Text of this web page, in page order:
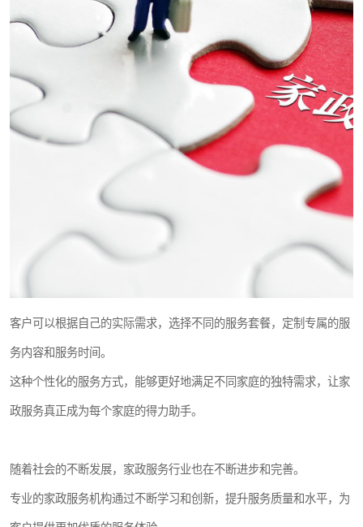
客户可以根据自己的实际需求，选择不同的服务套餐，定制专属的服
务内容和服务时间。
这种个性化的服务方式，能够更好地满足不同家庭的独特需求，让家
政服务真正成为每个家庭的得力助手。
随着社会的不断发展，家政服务行业也在不断进步和完善。
专业的家政服务机构通过不断学习和创新，提升服务质量和水平，为